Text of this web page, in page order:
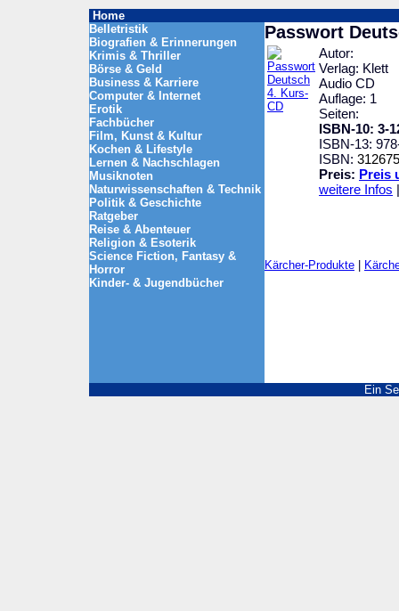
Home
Belletristik
Biografien & Erinnerungen
Krimis & Thriller
Börse & Geld
Business & Karriere
Computer & Internet
Erotik
Fachbücher
Film, Kunst & Kultur
Kochen & Lifestyle
Lernen & Nachschlagen
Musiknoten
Naturwissenschaften & Technik
Politik & Geschichte
Ratgeber
Reise & Abenteuer
Religion & Esoterik
Science Fiction, Fantasy &
Horror
Kinder- & Jugendbücher
Passwort
Autor:
Verlag: Klett
Audio CD
Auflage: 1
Seiten:
ISBN-10: 3-
ISBN-13:
ISBN:
Preis: Preis
weitere Infos
Kärcher-Produkte
Ein